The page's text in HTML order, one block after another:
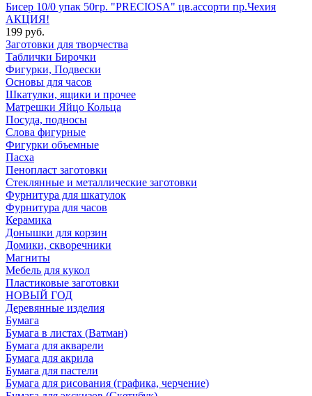
Бисер 10/0 упак 50гр. "PRECIOSA" цв.ассорти пр.Чехия
АКЦИЯ!
199 руб.
Заготовки для творчества
Таблички Бирочки
Фигурки, Подвески
Основы для часов
Шкатулки, ящики и прочее
Матрешки Яйцо Кольца
Посуда, подносы
Слова фигурные
Фигурки объемные
Пасха
Пенопласт заготовки
Стеклянные и металлические заготовки
Фурнитура для шкатулок
Фурнитура для часов
Керамика
Донышки для корзин
Домики, скворечники
Магниты
Мебель для кукол
Пластиковые заготовки
НОВЫЙ ГОД
Деревянные изделия
Бумага
Бумага в листах (Ватман)
Бумага для акварели
Бумага для акрила
Бумага для пастели
Бумага для рисования (графика, черчение)